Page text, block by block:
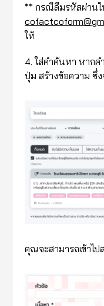
** กรณีลืมรหัสผ่านใ
ให้
4. ใส่คำค้นหา หาก
ปุ่ม สร้างข้อความ ซึ่
คุณจะสามารถเข้าไ